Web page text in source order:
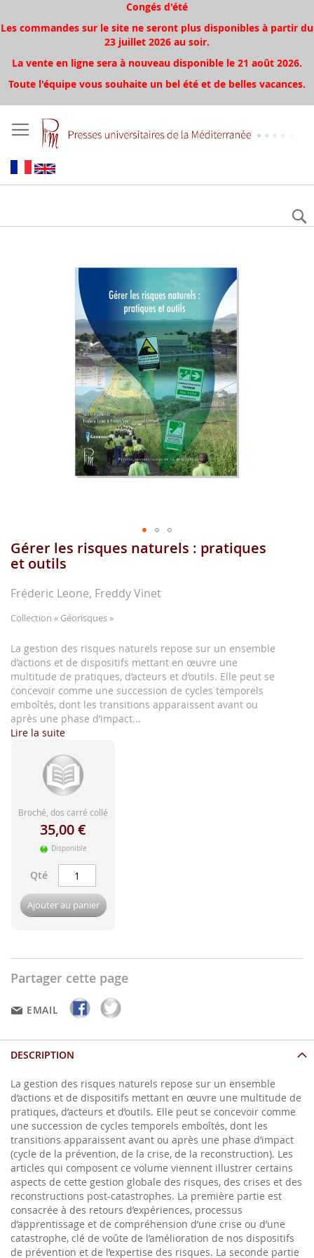
Congés d'été
Les commandes sur le site ne seront plus disponibles à partir du
23 juillet 2026 au soir.
La vente en ligne sera à nouveau disponible le 21 août 2026.
Toute l'équipe vous souhaite un bel été et de belles vacances.
Aller
au
de
gallerie
Gérer les risques naturels : pratiques
et outils
Fréderic Leone, Freddy Vinet
Collection « Géorisques »
La gestion des risques naturels repose sur un ensemble
d’actions et de dispositifs mettant en œuvre une
multitude de pratiques, d’acteurs et d’outils. Elle peut se
concevoir comme une succession de cycles temporels
emboîtés, dont les transitions apparaissent avant ou
après une phase d’impact...
Lire la suite
Broché, dos carré collé
35,00 €
Disponible
Qté
Ajouter au panier
Partager cette page
EMAIL
DESCRIPTION
La gestion des risques naturels repose sur un ensemble
d’actions et de dispositifs mettant en œuvre une multitude de
pratiques, d’acteurs et d’outils. Elle peut se concevoir comme
une succession de cycles temporels emboîtés, dont les
transitions apparaissent avant ou après une phase d’impact
(cycle de la prévention, de la crise, de la reconstruction). Les
articles qui composent ce volume viennent illustrer certains
aspects de cette gestion globale des risques, des crises et des
reconstructions post-catastrophes. La première partie est
consacrée à des retours d’expériences, processus
d’apprentissage et de compréhension d’une crise ou d’une
catastrophe, clé de voûte de l’amélioration de nos dispositifs
de prévention et de l’expertise des risques. La seconde partie